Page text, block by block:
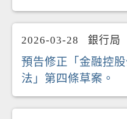
2026-03-28 銀行局
預告修正「金融控
法」第四條草案。